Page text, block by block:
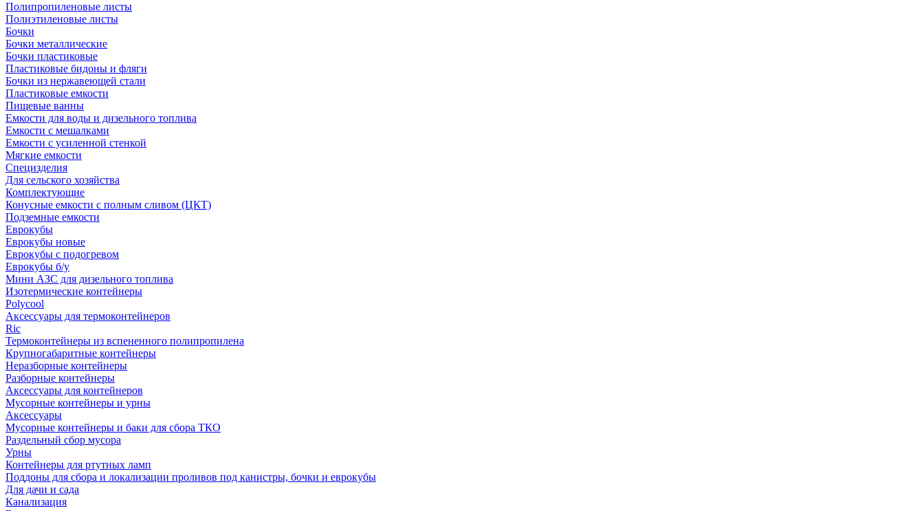
Полипропиленовые листы
Полиэтиленовые листы
Бочки
Бочки металлические
Бочки пластиковые
Пластиковые бидоны и фляги
Бочки из нержавеющей стали
Пластиковые емкости
Пищевые ванны
Емкости для воды и дизельного топлива
Емкости с мешалками
Емкости с усиленной стенкой
Мягкие емкости
Специзделия
Для сельского хозяйства
Комплектующие
Конусные емкости с полным сливом (ЦКТ)
Подземные емкости
Еврокубы
Еврокубы новые
Еврокубы с подогревом
Еврокубы б/у
Мини АЗС для дизельного топлива
Изотермические контейнеры
Polycool
Аксессуары для термоконтейнеров
Ric
Термоконтейнеры из вспененного полипропилена
Крупногабаритные контейнеры
Неразборные контейнеры
Разборные контейнеры
Аксессуары для контейнеров
Мусорные контейнеры и урны
Аксессуары
Мусорные контейнеры и баки для сбора ТКО
Раздельный сбор мусора
Урны
Контейнеры для ртутных ламп
Поддоны для сбора и локализации проливов под канистры, бочки и еврокубы
Для дачи и сада
Канализация